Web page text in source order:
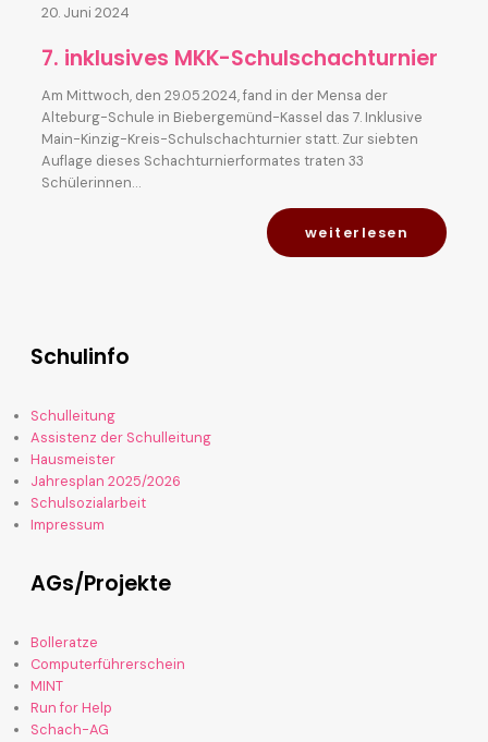
20. Juni 2024
7. inklusives MKK-Schulschachturnier
Am Mittwoch, den 29.05.2024, fand in der Mensa der
Alteburg-Schule in Biebergemünd-Kassel das 7. Inklusive
Main-Kinzig-Kreis-Schulschachturnier statt. Zur siebten
Auflage dieses Schachturnierformates traten 33
Schülerinnen…
weiterlesen
Schulinfo
Schulleitung
Assistenz der Schulleitung
Hausmeister
Jahresplan 2025/2026
Schulsozialarbeit
Impressum
AGs/Projekte
Bolleratze
Computerführerschein
MINT
Run for Help
Schach-AG